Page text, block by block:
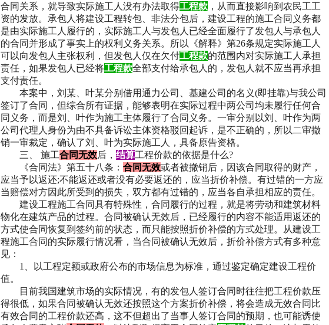
合同关系，就导致实际施工人没有办法取得工程款 ，从而直接影响到农民工工
资的发放。承包人将建设工程转包、非法分包后，建设工程的施工合同义务都
是由实际施工人履行的，实际施工人与发包人已经全面履行了发包人与承包人
的合同并形成了事实上的权利义务关系。所以《解释》第26条规定实际施工人
可以向发包人主张权利，但发包人仅在欠付工程款的范围内对实际施工人承担
责任，如果发包人已经将工程款全部支付给承包人的，发包人就不应当再承担
支付责任。
本案中，刘某、叶某分别借用通力公司、基建公司的名义(即挂靠)与我公司
签订了合同，但综合所有证据，能够表明在实际过程中两公司均未履行任何合
同义务，而是刘、叶作为施工主体履行了合同义务。一审分别以刘、叶作为两
公司代理人身份为由不具备诉讼主体资格驳回起诉，是不正确的，所以二审撤
销一审裁定，确认了刘、叶为实际施工人，具备原告资格。
三、
施工合同无效后， 结算工程价款的依据是什么?
《合同法》第五十八条： 合同无效或者被撤销后，因该合同取得的财产，
应当予以返还;不能返还或者没有必要返还的，应当折价补偿。有过错的一方应
当赔偿对方因此所受到的损失，双方都有过错的，应当各自承担相应的责任。
建设工程施工合同具有特殊性，合同履行的过程，就是将劳动和建筑材料
物化在建筑产品的过程。合同被确认无效后，已经履行的内容不能适用返还的
方式使合同恢复到签约前的状态，而只能按照折价补偿的方式处理。从建设工
程施工合同的实际履行情况看，当合同被确认无效后，折价补偿方式有多种意
见：
1
、以工程定额或政府公布的市场信息为标准，通过鉴定确定建设工程价
值。
目前我国建筑市场的实际情况，有的发包人签订合同时往往把工程价款压
得很低，如果合同被确认无效还按照这个方案折价补偿，将会造成无效合同比
有效合同的工程价款还高，这不但超出了当事人签订合同的预期，也可能诱使